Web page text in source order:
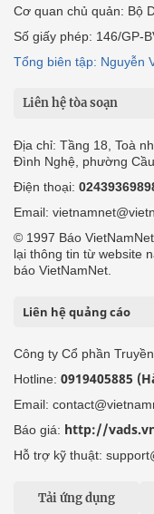
Cơ quan chủ quản: Bộ
Số giấy phép: 146/GP-
Tổng biên tập: Nguyễn
Liên hệ tòa soạn
Địa chỉ: Tầng 18, Toà
Đình Nghệ, phường Cầu
Điện thoại:
Email:
© 1997 Báo
lại thông tin từ website
báo VietNamNet.
Liên hệ quảng cáo
Công ty Cổ phần
Hotline: 0919405885
Email:
Báo giá: http://
Hỗ trợ kỹ thuật:
Tải ứng dụng